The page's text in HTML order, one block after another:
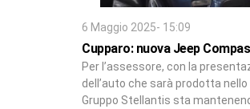
6 Maggio 2025- 15:09
Cupparo: nuova Jeep
Per l’assessore, con la
dell’auto che sarà prodotta
Gruppo Stellantis sta